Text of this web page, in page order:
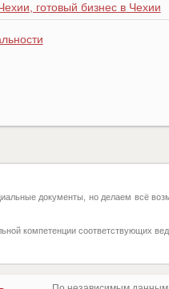
готовый бизнес в Чехии
документы, но делаем всё
компетенции соответствующих